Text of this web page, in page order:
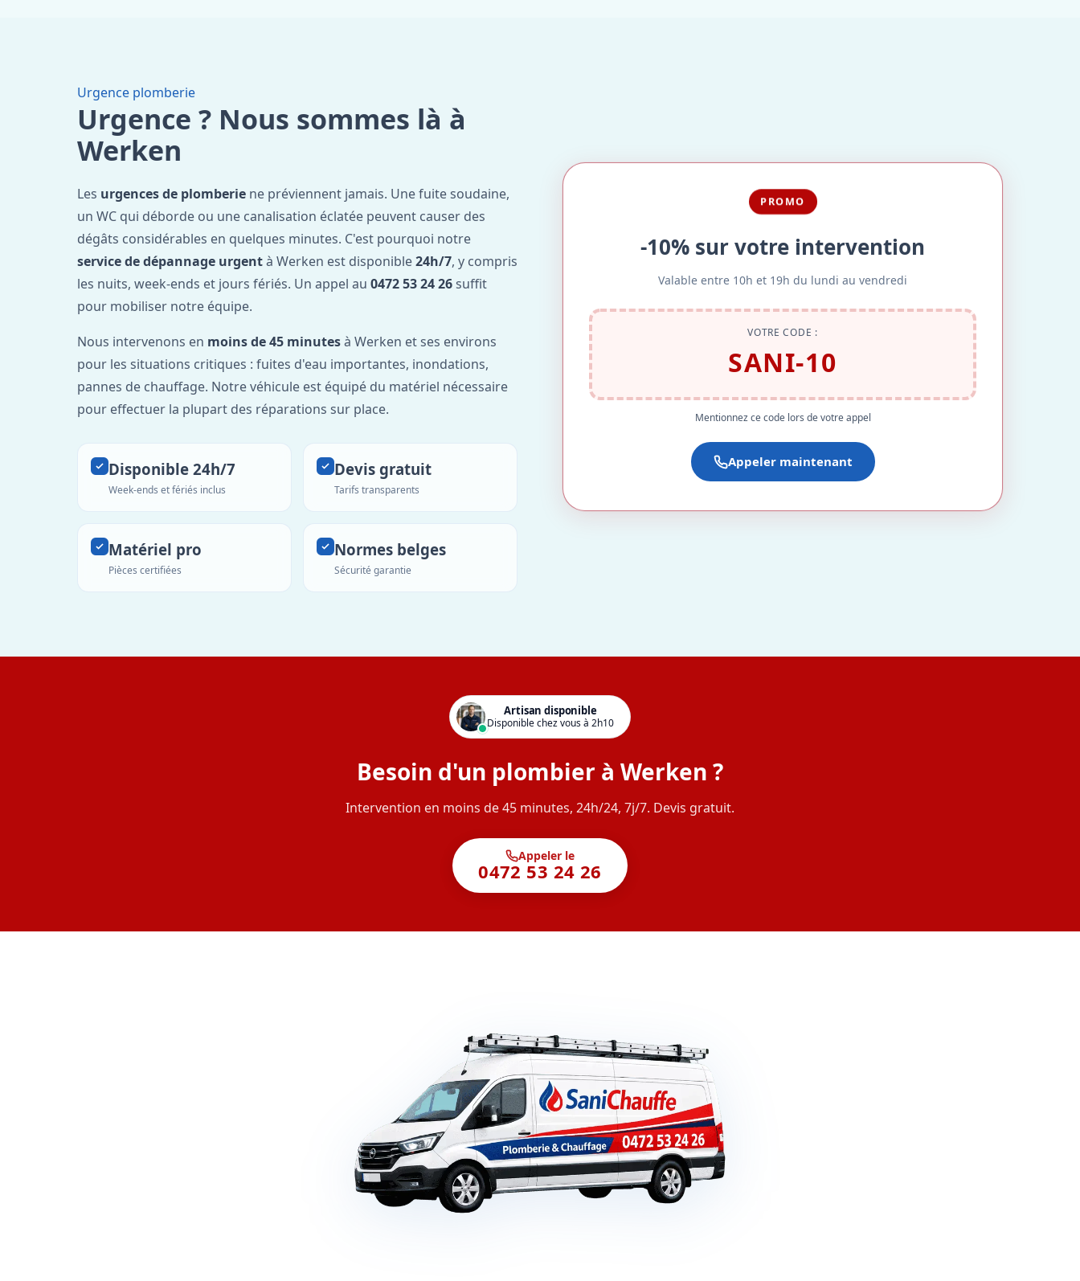
Urgence plomberie
Urgence ? Nous sommes là à
Werken
Les urgences de plomberie ne préviennent jamais. Une fuite soudaine,
un WC qui déborde ou une canalisation éclatée peuvent causer des
dégâts considérables en quelques minutes. C'est pourquoi notre
service de dépannage urgentà Werken est disponible24h/7, y compris
les nuits, week-ends et jours fériés. Un appel au 0472 53 24 26suffit
pour mobiliser notre équipe.
Nous intervenons en moins de 45 minutesà Werken et ses environs
pour les situations critiques : fuites d'eau importantes, inondations,
pannes de chauffage. Notre véhicule est équipé du matériel nécessaire
pour effectuer la plupart des réparations sur place.
Disponible 24h/7
Week-ends et fériés inclus
Devis gratuit
Tarifs transparents
Matériel pro
Pièces certifiées
Normes belges
Sécurité garantie
PROMO
-10% sur votre intervention
Valable entre 10h et 19h du lundi au vendredi
VOTRE CODE :
SANI-10
Mentionnez ce code lors de votre appel
Appeler maintenant
Artisan disponible
Disponible chez vous à 2h10
Besoin d'un plombier à Werken ?
Intervention en moins de 45 minutes, 24h/24, 7j/7. Devis gratuit.
Appeler le
0472 53 24 26